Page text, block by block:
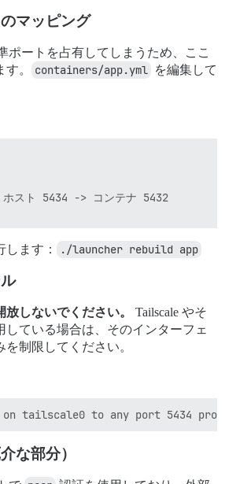
マッピング
ポートを占有してしまうため、ここ
。 containers/app.yml を編集して
スト 5434 -> コンテナ 5432
ます： ./launcher rebuild app
しないでください。
Tailscale やそ
している場合は、そのインターフェ
制限してください。
な部分）